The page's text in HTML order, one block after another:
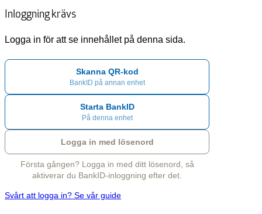
Inloggning krävs
Logga in för att se innehållet på denna sida.
Skanna QR-kod
BankID på annan enhet
Starta BankID
På denna enhet
Logga in med lösenord
Första gången? Logga in med ditt lösenord, så
aktiverar du BankID-inloggning efter det.
Svårt att logga in? Se vår guide